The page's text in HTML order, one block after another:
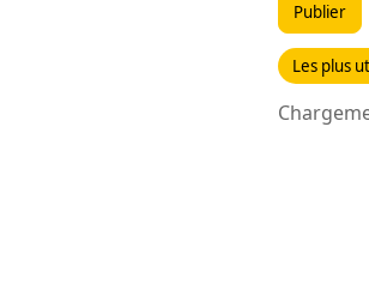
Publier
Les plus